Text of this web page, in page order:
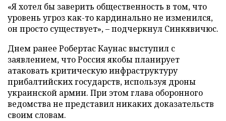
«Я хотел бы заверить общественность в том, что
уровень угроз как-то кардинально не изменился,
он просто существует», – подчеркнул Синкявичюс.
Днем ранее Робертас Каунас выступил с
заявлением, что Россия якобы планирует
атаковать критическую инфраструктуру
прибалтийских государств, используя дроны
украинской армии. При этом глава оборонного
ведомства не представил никаких доказательств
своим словам.